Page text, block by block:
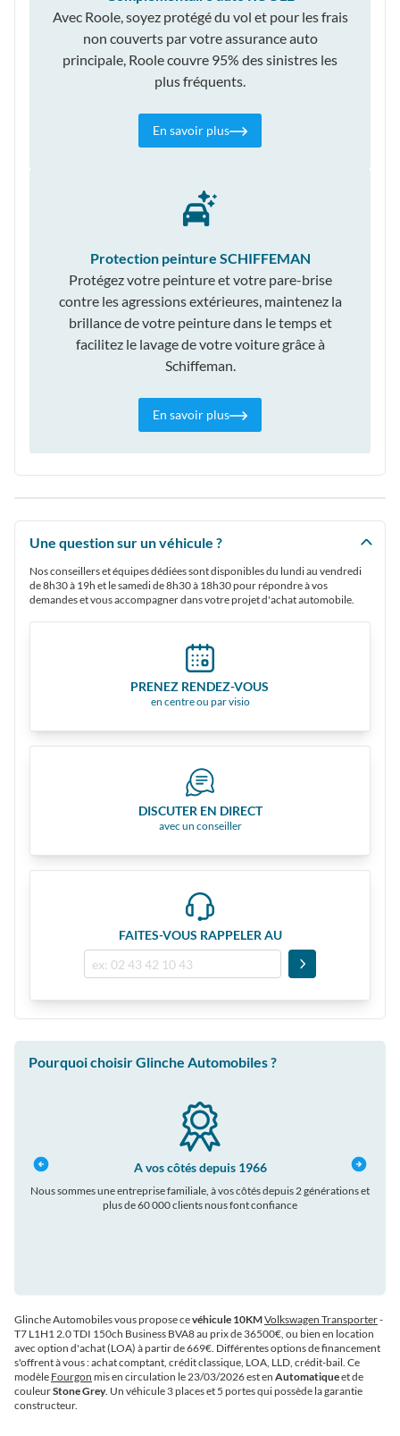
Avec Roole, soyez protégé du vol et pour les frais
non couverts par votre assurance auto
principale, Roole couvre 95% des sinistres les
plus fréquents.
En savoir plus
Protection peinture SCHIFFEMAN
Protégez votre peinture et votre pare-brise
contre les agressions extérieures, maintenez la
brillance de votre peinture dans le temps et
facilitez le lavage de votre voiture grâce à
Schiffeman.
En savoir plus
Une question sur un véhicule ?
Nos conseillers et équipes dédiées sont disponibles du lundi au vendredi
de 8h30 à 19h et le samedi de 8h30 à 18h30 pour répondre à vos
demandes et vous accompagner dans votre projet d'achat automobile.
PRENEZ RENDEZ-VOUS
en centre ou par visio
DISCUTER EN DIRECT
avec un conseiller
FAITES-VOUS RAPPELER AU
Pourquoi choisir Glinche Automobiles ?
A vos côtés depuis 1966
Nous sommes une entreprise familiale, à vos côtés depuis 2 générations et
plus de 60 000 clients nous font confiance
Glinche Automobiles vous propose cevéhicule 10KMVolkswagen Transporter-
T7 L1H1 2.0 TDI 150ch Business BVA8 au prix de 36500€, ou bien en location
avec option d'achat (LOA) à partir de 669€. Différentes options de financement
s'offrent à vous : achat comptant, crédit classique, LOA, LLD, crédit-bail. Ce
modèle Fourgon mis en circulation le 23/03/2026 est en Automatiqueet de
couleurStone Grey. Un véhicule 3 places et 5 portes qui possède la garantie
constructeur.